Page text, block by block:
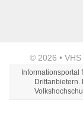
© 2026 •
Informationsportal
Drittanbietern.